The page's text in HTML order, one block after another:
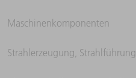
Maschinenkomponenten
Strahlerzeugung, Strahlführung